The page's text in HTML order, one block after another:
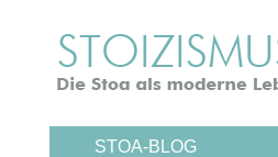
STOA-BLOG